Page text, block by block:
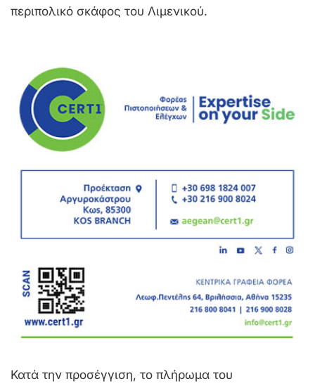
περιπολικό σκάφος του Λιμενικού.
Κατά την προσέγγιση, το πλήρωμα του